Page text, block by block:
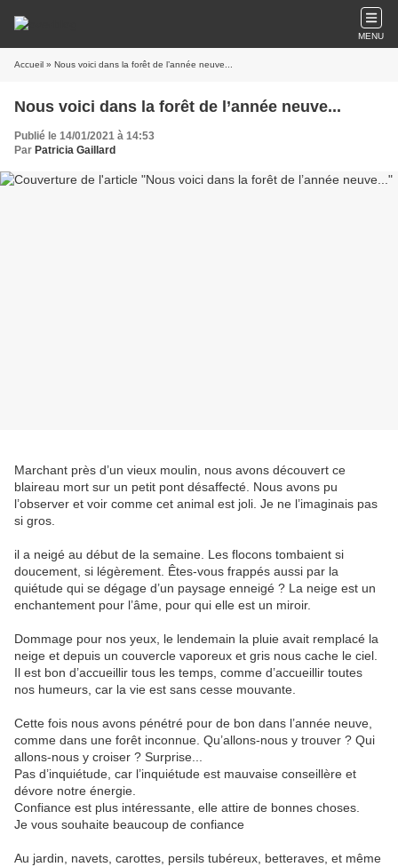
MENU
Accueil » Nous voici dans la forêt de l’année neuve...
Nous voici dans la forêt de l’année neuve...
Publié le 14/01/2021 à 14:53
Par Patricia Gaillard
Marchant près d’un vieux moulin, nous avons découvert ce
blaireau mort sur un petit pont désaffecté. Nous avons pu
l’observer et voir comme cet animal est joli. Je ne l’imaginais pas
si gros.
il a neigé au début de la semaine. Les flocons tombaient si
doucement, si légèrement. Êtes-vous frappés aussi par la
quiétude qui se dégage d’un paysage enneigé ? La neige est un
enchantement pour l’âme, pour qui elle est un miroir.
Dommage pour nos yeux, le lendemain la pluie avait remplacé la
neige et depuis un couvercle vaporeux et gris nous cache le ciel.
Il est bon d’accueillir tous les temps, comme d’accueillir toutes
nos humeurs, car la vie est sans cesse mouvante.
Cette fois nous avons pénétré pour de bon dans l’année neuve,
comme dans une forêt inconnue. Qu’allons-nous y trouver ? Qui
allons-nous y croiser ? Surprise...
Pas d’inquiétude, car l’inquiétude est mauvaise conseillère et
dévore notre énergie.
Confiance est plus intéressante, elle attire de bonnes choses.
Je vous souhaite beaucoup de confiance
Au jardin, navets, carottes, persils tubéreux, betteraves, et même